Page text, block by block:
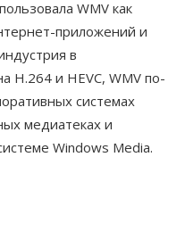
WMV как
приложений и
в
H.264 и HEVC, WMV по-
системах
медиатеках и
Windows Media.